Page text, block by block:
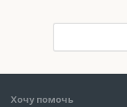
Хочу помочь